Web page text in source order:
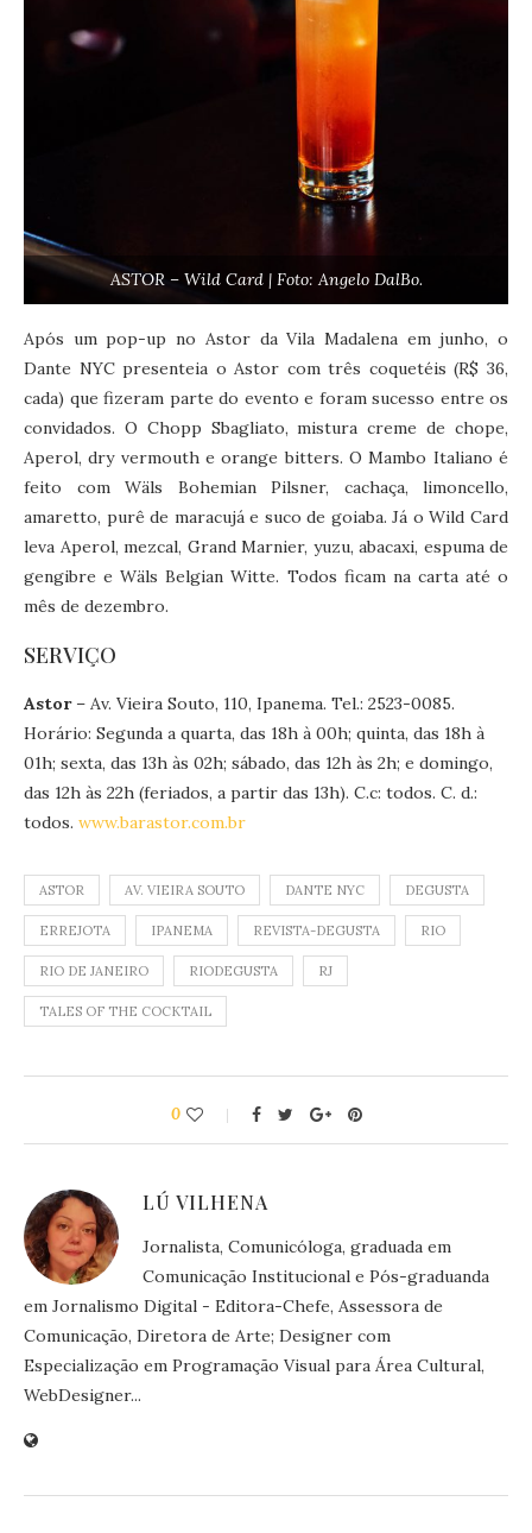
ASTOR – Wild Card | Foto: Angelo DalBo.
Após um pop-up no Astor da Vila Madalena em junho, o
Dante NYC presenteia o Astor com três coquetéis (R$ 36,
cada) que fizeram parte do evento e foram sucesso entre os
convidados. O Chopp Sbagliato, mistura creme de chope,
Aperol, dry vermouth e orange bitters. O Mambo Italiano é
feito com Wäls Bohemian Pilsner, cachaça, limoncello,
amaretto, purê de maracujá e suco de goiaba. Já o Wild Card
leva Aperol, mezcal, Grand Marnier, yuzu, abacaxi, espuma de
gengibre e Wäls Belgian Witte. Todos ficam na carta até o
mês de dezembro.
SERVIÇO
Astor– Av. Vieira Souto, 110, Ipanema. Tel.: 2523-0085.
Horário: Segunda a quarta, das 18h à 00h; quinta, das 18h à
01h; sexta, das 13h às 02h; sábado, das 12h às 2h; e domingo,
das 12h às 22h (feriados, a partir das 13h). C.c: todos. C. d.:
todos. www.barastor.com.br
ASTOR AV. VIEIRA SOUTO DANTE NYC DEGUSTA
ERREJOTA IPANEMA REVISTA-DEGUSTA RIO
RIO DE JANEIRO RIODEGUSTA RJ
TALES OF THE COCKTAIL
0
LÚ VILHENA
Jornalista, Comunicóloga, graduada em
Comunicação Institucional e Pós-graduanda
em Jornalismo Digital - Editora-Chefe, Assessora de
Comunicação, Diretora de Arte; Designer com
Especialização em Programação Visual para Área Cultural,
WebDesigner...